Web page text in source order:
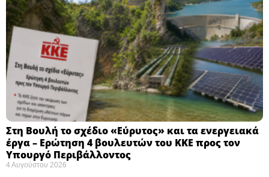
Στη Βουλή το σχέδιο «Εύρυτος» και τα ενεργειακά
έργα – Ερώτηση 4 βουλευτών του ΚΚΕ προς τον
Υπουργό Περιβάλλοντος
4 Αυγούστου 2026